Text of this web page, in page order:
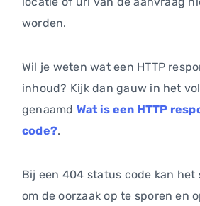
worden.
Wil je weten wat een HTTP
inhoud? Kijk dan gauw in het
genaamd Wat is een HTTP
code?.
Bij een 404 status code kan het
om de oorzaak op te sporen en